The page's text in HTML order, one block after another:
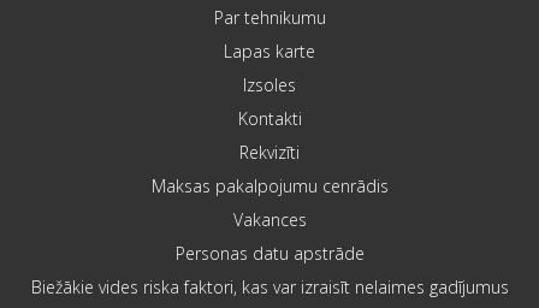
Par tehnikumu
Lapas karte
Izsoles
Kontakti
Rekvizīti
Maksas pakalpojumu cenrādis
Vakances
Personas datu apstrāde
Biežākie vides riska faktori, kas var izraisīt nelaimes gadījumus